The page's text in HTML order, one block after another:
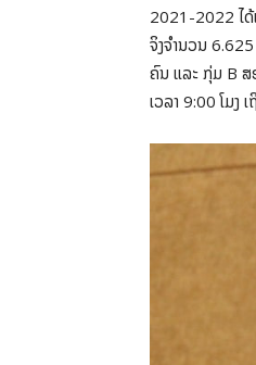
2021-2022 ໄດ້
ຈິງຈຳນວນ
ຄົນ ແລະ ກຸ່ມ B ສ
ເວລາ 9:00 ໂມງ